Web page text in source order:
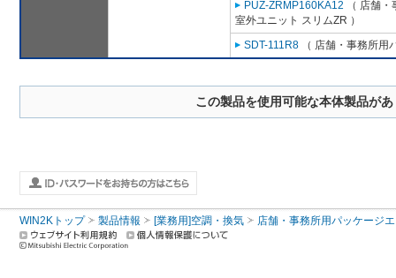
PUZ-ZRMP160KA12 （ 店舗
室外ユニット スリムZR ）
SDT-111R8 （ 店舗・事務所用
この製品を使用可能な本体製品が
WIN2Kトップ 製品情報 [業務用]空調・換気 店舗・事務所用パッケージ